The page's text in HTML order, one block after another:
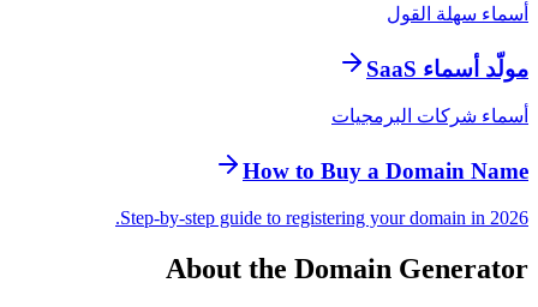
أسماء سهلة القول
مولّد أسماء SaaS
أسماء شركات البرمجيات
How to Buy a Domain Name
Step-by-step guide to registering your domain in 2026.
About the Domain Generator